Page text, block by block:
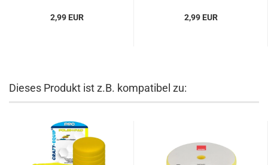
2,99 EUR 2,99 EUR
Dieses Produkt ist z.B. kompatibel zu: